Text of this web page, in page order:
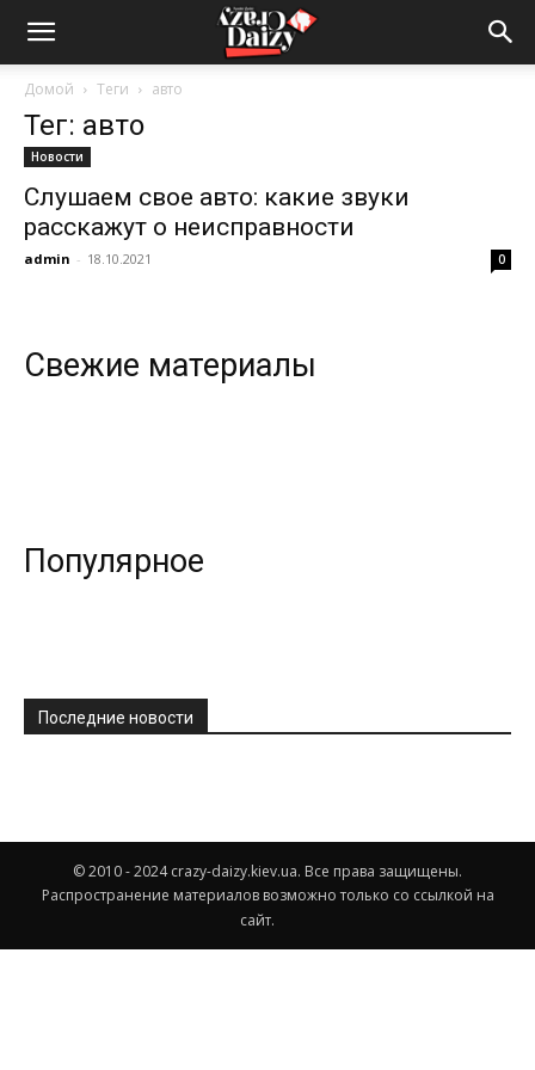
Crazy-
Daizy
Домой Теги авто
Тег: авто
Новости
Слушаем свое авто: какие звуки
расскажут о неисправности
admin - 18.10.2021 0
Свежие материалы
Популярное
Последние новости
© 2010 - 2024 crazy-daizy.kiev.ua. Все права защищены.
Распространение материалов возможно только со ссылкой на
сайт.